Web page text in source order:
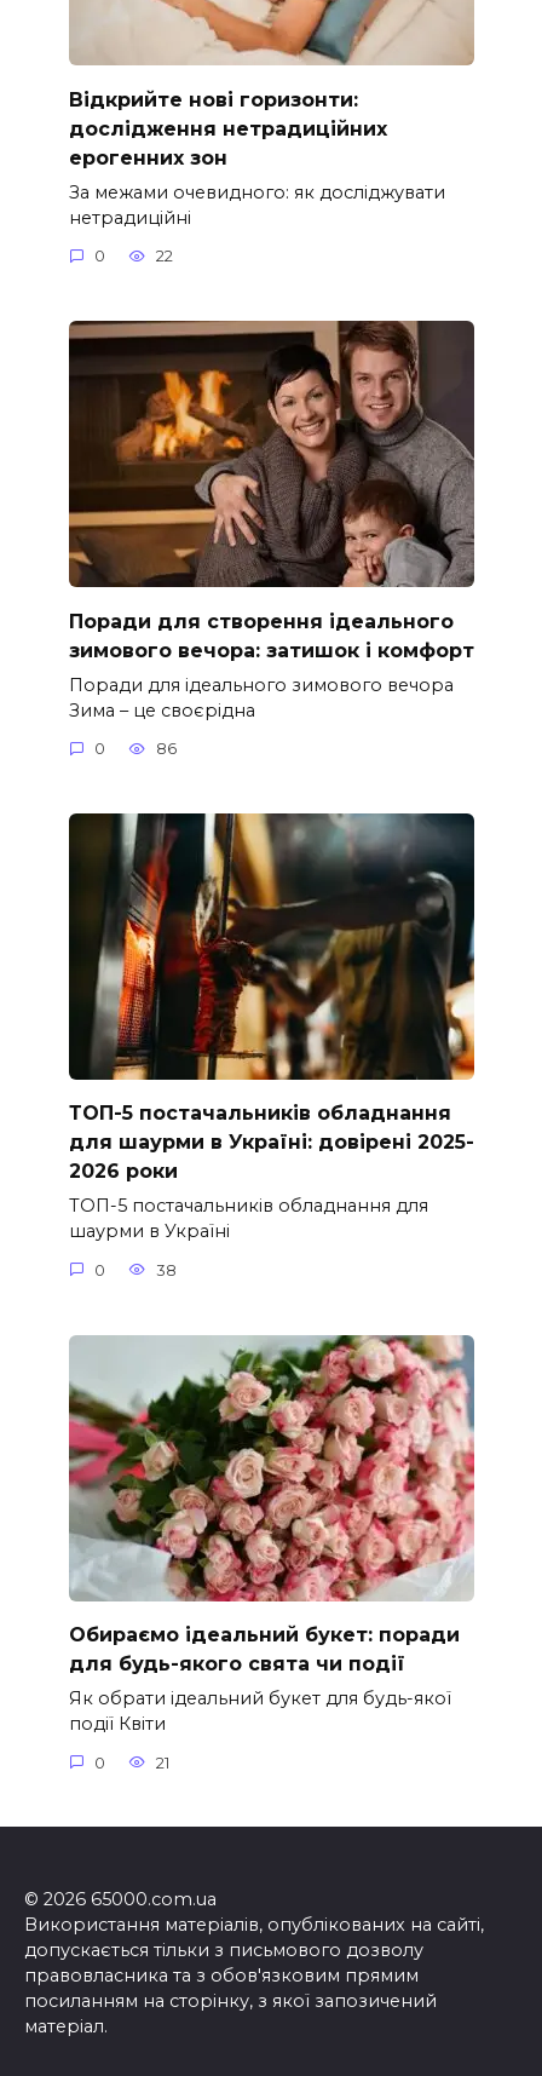
Відкрийте нові горизонти:
дослідження нетрадиційних
ерогенних зон
За межами очевидного: як досліджувати
нетрадиційні
0 22
Поради для створення ідеального
зимового вечора: затишок і комфорт
Поради для ідеального зимового вечора
Зима – це своєрідна
0 86
ТОП-5 постачальників обладнання
для шаурми в Україні: довірені 2025-
2026 роки
ТОП-5 постачальників обладнання для
шаурми в Україні
0 38
Обираємо ідеальний букет: поради
для будь-якого свята чи події
Як обрати ідеальний букет для будь-якої
події Квіти
0 21
© 2026 65000.com.ua
Використання матеріалів, опублікованих на сайті,
допускається тільки з письмового дозволу
правовласника та з обов'язковим прямим
посиланням на сторінку, з якої запозичений
матеріал.